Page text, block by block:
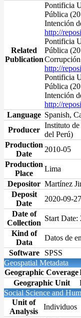
Related
Publication
Pontificia
Pública
Intención
http://
Pontificia
Pública
Corrupción
http://
Pontificia
Pública
Intención
http://
Language Spanish,
Producer
Instituto
del Perú)
Production
Date
2010-05
Production
Place
Lima
Depositor Martínez
Deposit
Date
2020-09-27
Date of
Collection
Start
Kind of
Data
Datos de
Software
SPSS
Geospatial Metadata
Geographic Coverage
Geographic Unit
Social Science and
Unit of
Analysis
Individuos